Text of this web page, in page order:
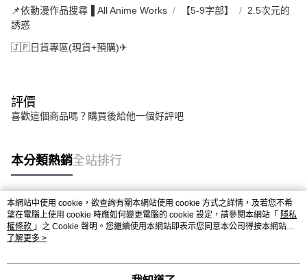
📌依動漫作品搜尋▐ All Anime Works 【5-9字部】
2.5次元的
誘惑
🇯🇵日貨專區(現貨+預購)✈
評價
喜歡這個商品嗎？購買後給他一個好評吧
本分類熱銷全站排行
熱門標籤
本網站中使用 cookie，欲查詢有關本網站使用 cookie 方式之詳情，及若您不希
望在電腦上使用 cookie 時應如何變更電腦的 cookie 設定，請參閱本網站「 隱私
權條款 」之 Cookie 聲明。您繼續使用本網站即表示您同意本公司得按本網站使
用條款之 Cookie 聲明使用 cookie。
了解更多 >